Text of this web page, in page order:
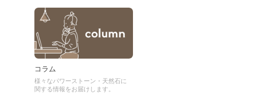
コラム
様々なパワーストーン・天然石に
関する情報をお届けします。